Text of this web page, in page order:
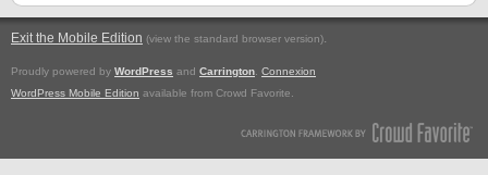
Exit the Mobile Edition (view the standard browser version).
Proudly powered by WordPress and Carrington Connexion
WordPress Mobile Edition available from Crowd Favorite.